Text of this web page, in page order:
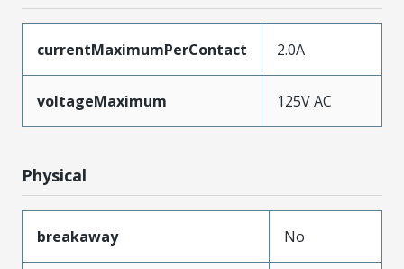
currentMaximumPerContact 2.0A
voltageMaximum 125V AC
Physical
breakaway No